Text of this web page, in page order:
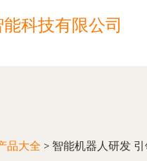
科技有限公司
品大全 > 智能机器人研发